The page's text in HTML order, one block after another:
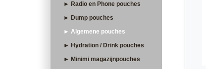
► Radio en Phone pouches
► Dump pouches
► Algemene pouches
► Hydration / Drink pouches
► Minimi magazijnpouches